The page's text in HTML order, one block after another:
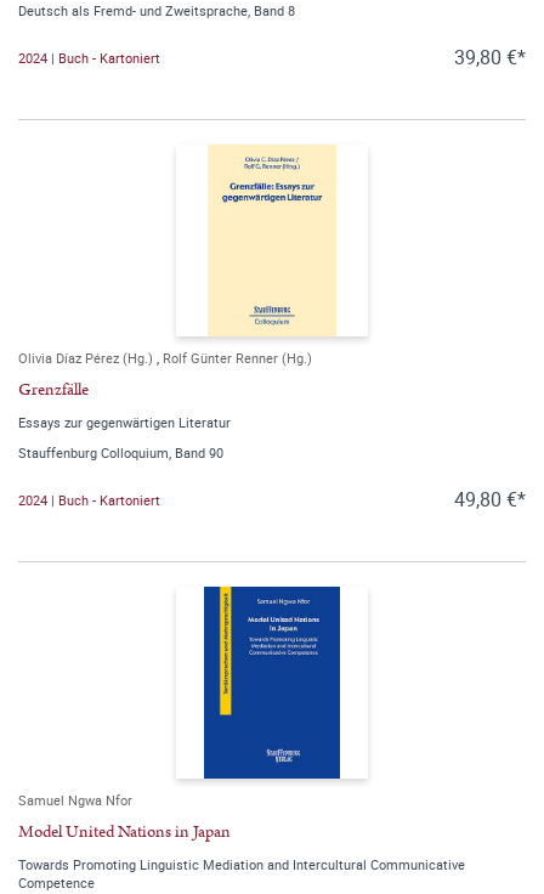
Deutsch als Fremd- und Zweitsprache, Band 8
2024 | Buch - Kartoniert 39,80 €*
Olivia Díaz Pérez (Hg.) , Rolf Günter Renner (Hg.)
Grenzfälle
Essays zur gegenwärtigen Literatur
Stauffenburg Colloquium, Band 90
2024 | Buch - Kartoniert 49,80 €*
Samuel Ngwa Nfor
Model United Nations in Japan
Towards Promoting Linguistic Mediation and Intercultural Communicative
Competence